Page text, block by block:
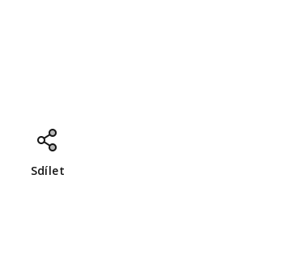
Sdílet